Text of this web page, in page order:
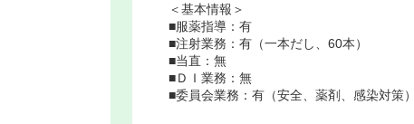
＜基本情報＞
■服薬指導：有
■注射業務：有（一本だし、60本）
■当直：無
■ＤＩ業務：無
■委員会業務：有（安全、薬剤、感染対策）